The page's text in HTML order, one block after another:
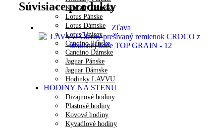
Kronaby Dámske
Lotus Pánske
Lotus Dámske
Lotus Unisex
Candino Pánske
Candino Dámske
Jaguar Pánske
Jaguar Dámske
Hodinky LAVVU
HODINY NA STENU
Dizajnové hodiny
Plastové hodiny
Kovové hodiny
Kyvadlové hodiny
Súvisiace produkty
Zľava